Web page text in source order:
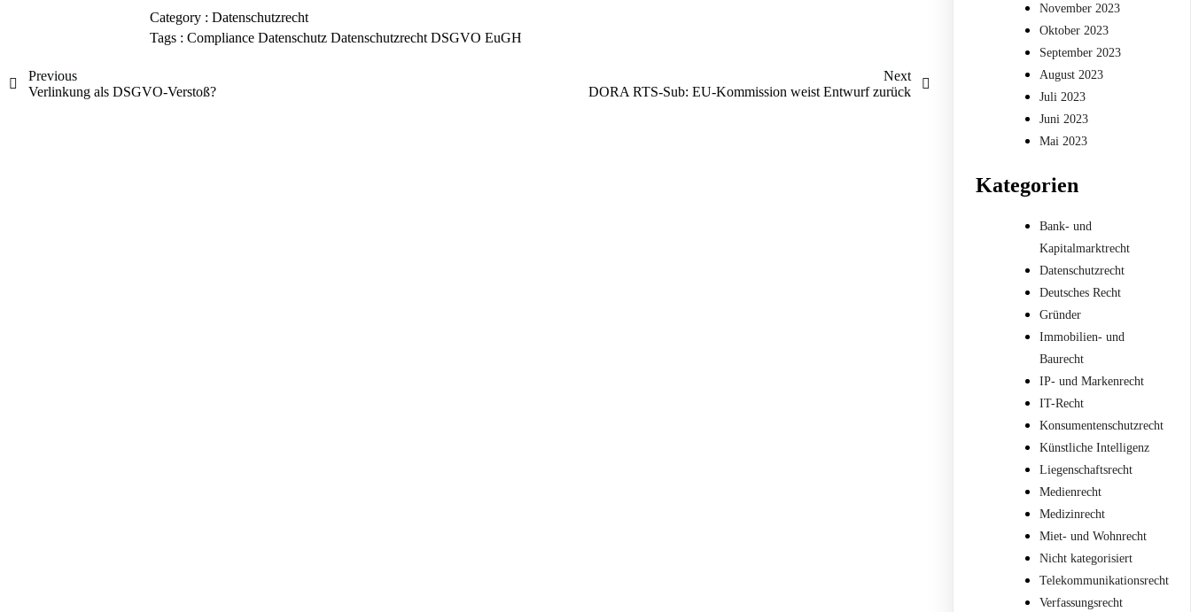
Category : Datenschutzrecht
Tags : ComplianceDatenschutzDatenschutzrechtDSGVOEuGH
Previous
Verlinkung als DSGVO-Verstoß?
Next
DORA RTS-Sub: EU-Kommission weist Entwurf zurück
November 2023
Oktober 2023
September 2023
August 2023
Juli 2023
Juni 2023
Mai 2023
Kategorien
Bank- und
Kapitalmarktrecht
Datenschutzrecht
Deutsches Recht
Gründer
Immobilien- und
Baurecht
IP- und Markenrecht
IT-Recht
Konsumentenschutzrecht
Künstliche Intelligenz
Liegenschaftsrecht
Medienrecht
Medizinrecht
Miet- und Wohnrecht
Nicht kategorisiert
Telekommunikationsrecht
Verfassungsrecht